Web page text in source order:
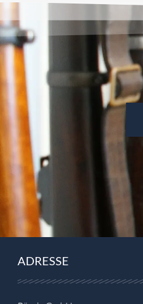
ADRESSE